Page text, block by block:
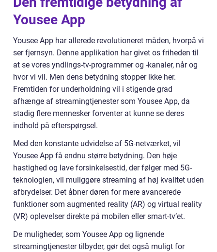
Yousee App
Yousee App har allerede revolutioneret måden, hvorpå vi
ser fjernsyn. Denne applikation har givet os friheden til
at se vores yndlings-tv-programmer og -kanaler, når og
hvor vi vil. Men dens betydning stopper ikke her.
Fremtiden for underholdning vil i stigende grad
afhænge af streamingtjenester som Yousee App, da
stadig flere mennesker forventer at kunne se deres
indhold på efterspørgsel.
Med den konstante udvidelse af 5G-netværket, vil
Yousee App få endnu større betydning. Den høje
hastighed og lave forsinkelsestid, der følger med 5G-
teknologien, vil muliggøre streaming af høj kvalitet uden
afbrydelser. Det åbner døren for mere avancerede
funktioner som augmented reality (AR) og virtual reality
(VR) oplevelser direkte på mobilen eller smart-tv’et.
De muligheder, som Yousee App og lignende
streamingtjenester tilbyder, gør det også muligt for